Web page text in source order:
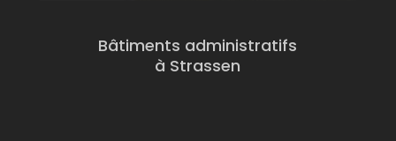
Bâtiments administratifs
à Strassen